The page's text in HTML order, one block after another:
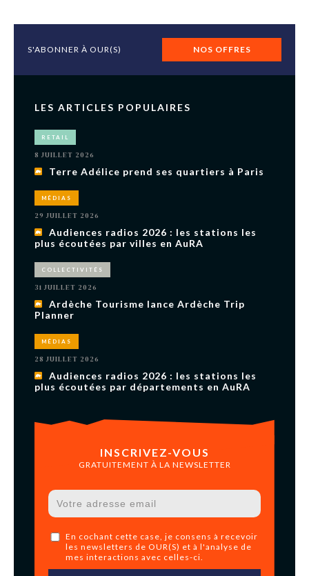
S'ABONNER À OUR(S) NOS OFFRES
LES ARTICLES POPULAIRES
RETAIL
8 JUILLET 2026
Terre Adélice prend ses quartiers à Paris
MÉDIAS
29 JUILLET 2026
Audiences radios 2026 : les stations les
plus écoutées par villes en AuRA
COLLECTIVITÉS
31 JUILLET 2026
Ardèche Tourisme lance Ardèche Trip
Planner
MÉDIAS
28 JUILLET 2026
Audiences radios 2026 : les stations les
plus écoutées par départements en AuRA
INSCRIVEZ-VOUS
GRATUITEMENT À LA NEWSLETTER
En cochant cette case, je consens à recevoir
les newsletters de OUR(S) et à l'analyse de
mes interactions avec celles-ci.